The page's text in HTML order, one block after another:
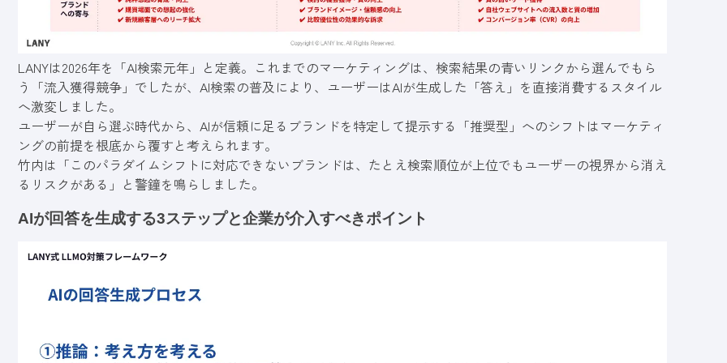
LANYは2026年を「AI検索元年」と定義。これまでのマーケティングは、検索結果の青いリンクから選んでもら
う「流入獲得競争」でしたが、AI検索の普及により、ユーザーはAIが生成した「答え」を直接消費するスタイル
へ激変しました。
ユーザーが自ら選ぶ時代から、AIが信頼に足るブランドを特定して提示する「推奨型」へのシフトはマーケティ
ングの前提を根底から覆すと考えられます。
竹内は「このパラダイムシフトに対応できないブランドは、たとえ検索順位が上位でもユーザーの視界から消え
るリスクがある」と警鐘を鳴らしました。
AIが回答を生成する3ステップと企業が介入すべきポイント